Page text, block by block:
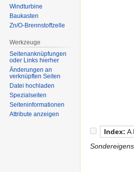
Index: A
Windturbine
Baukasten
Zn/O-Brennstoffzelle
Werkzeuge
Seitenanknüpfungen
oder Links hierher
Änderungen an
verknüpften Seiten
Datei hochladen
Spezialseiten
Seiten­informationen
Attribute anzeigen